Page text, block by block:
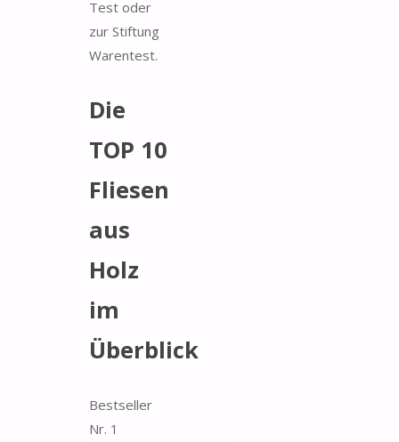
Test oder
zur Stiftung
Warentest.
Die
TOP 10
Fliesen
aus
Holz
im
Überblick
Bestseller
Nr. 1